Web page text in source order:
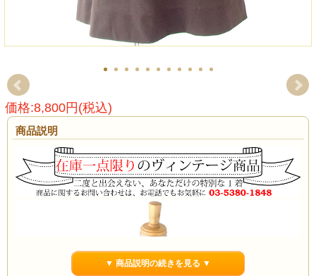
価格:8,800円(税込)
商品説明
▼ 商品説明の続きを見る ▼